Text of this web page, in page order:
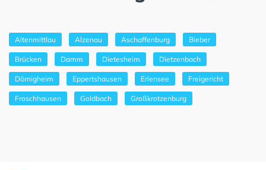
Altenmittlau Alzenau Aschaffenburg Bieber
Brücken Damm Dietesheim Dietzenbach
Dörnigheim Eppertshausen Erlensee Freigericht
Froschhausen Goldbach Großkrotzenburg